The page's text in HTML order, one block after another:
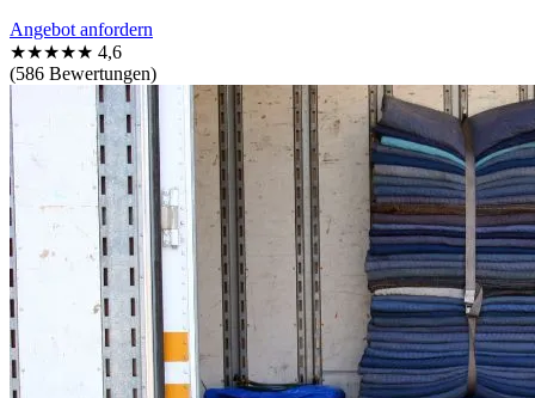
Angebot anfordern
★★★★★ 4,6
(586 Bewertungen)